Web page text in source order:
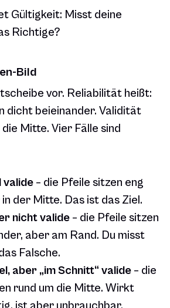
Gültigkeit: Misst deine
Richtige?
Bild
vor. Reliabilität heißt:
dicht beieinander. Validität
Mitte. Vier Fälle sind
valide – die Pfeile sitzen eng
der Mitte. Das ist das Ziel.
nicht valide – die Pfeile sitzen
aber am Rand. Du misst
Falsche.
aber „im Schnitt“ valide – die
rund um die Mitte. Wirkt